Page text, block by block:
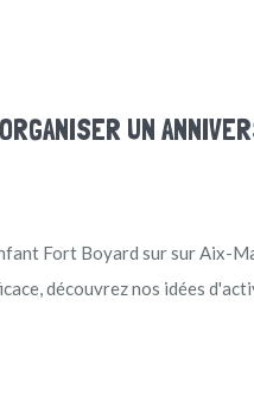
UN
Fort Boyard sur sur Aix-
découvrez nos idées